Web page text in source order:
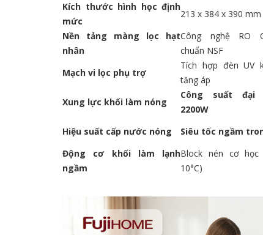
Kích thước hình học định
mức
213 x 384 x 390 mm
Nền tảng màng lọc hạt
nhân
Công nghệ RO
chuẩn NSF
Mạch vi lọc phụ trợ
Tích hợp đèn UV
tăng áp
Xung lực khối làm nóng
Công suất đại
2200W
Hiệu suất cấp nước nóng
Siêu tốc ngầm
Động cơ khối làm lạnh
ngầm
Block nén cơ học
10°C)